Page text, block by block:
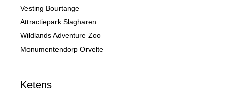
Vesting Bourtange
Attractiepark Slagharen
Wildlands Adventure Zoo
Monumentendorp Orvelte
Ketens